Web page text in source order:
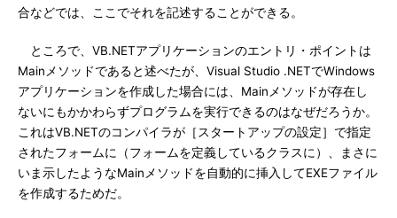
合などでは、ここでそれを記述することができる。
ところで、VB.NETアプリケーションのエントリ・ポイントは
Mainメソッドであると述べたが、Visual Studio .NETでWindows
アプリケーションを作成した場合には、Mainメソッドが存在し
ないにもかかわらずプログラムを実行できるのはなぜだろうか。
これはVB.NETのコンパイラが［スタートアップの設定］で指定
されたフォームに（フォームを定義しているクラスに）、まさに
いま示したようなMainメソッドを自動的に挿入してEXEファイル
を作成するためだ。